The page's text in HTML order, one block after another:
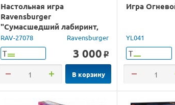
Настольная игра
Ravensburger
"Сумасшедший лабиринт,
изд '21"
RAV-27078 Ravensburger
Т 3 000 o
В корзину
Игра
YL041
Т